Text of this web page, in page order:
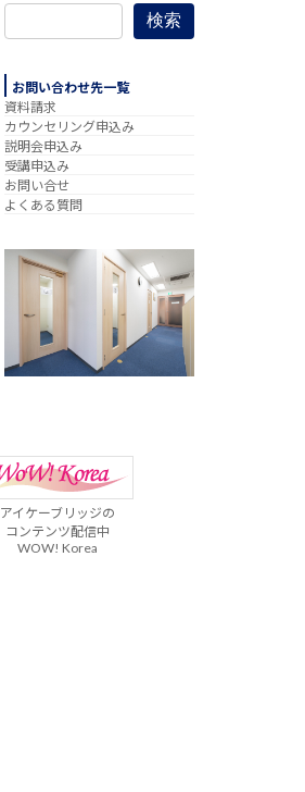
検索
お問い合わせ先一覧
資料請求
カウンセリング申込み
説明会申込み
受講申込み
お問い合せ
よくある質問
アイケーブリッジの
コンテンツ配信中
WOW! Korea